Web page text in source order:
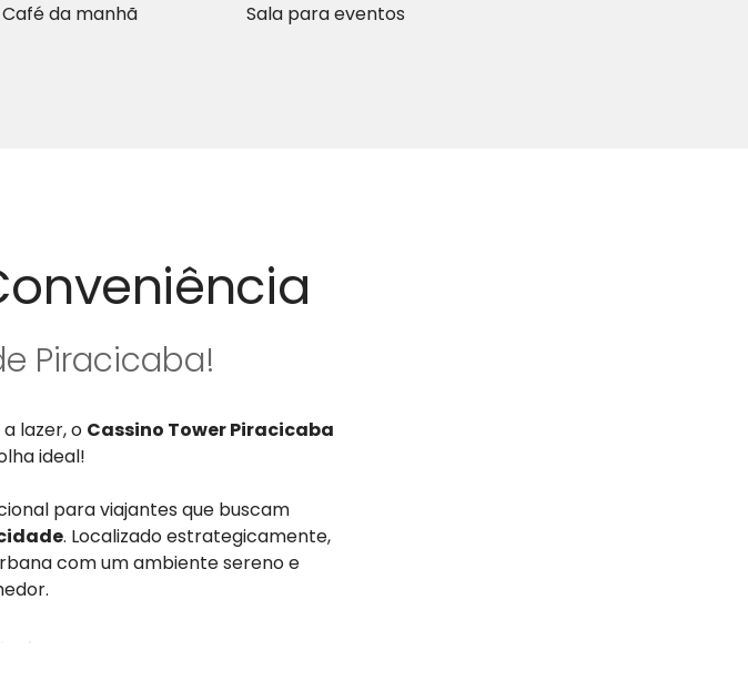
Café da manhã Sala para eventos
Piracicaba!
lazer, o Cassino Tower Piracicaba
ideal!
para viajantes que buscam
. Localizado estrategicamente,
com um ambiente sereno e